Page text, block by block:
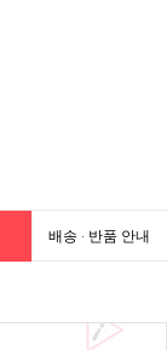
배송 · 반품 안내